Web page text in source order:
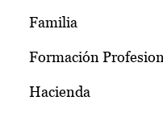
Familia
Formación
Hacienda